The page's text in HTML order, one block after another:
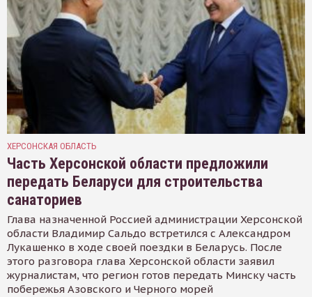
ХЕРСОНСКАЯ ОБЛАСТЬ
Часть Херсонской области предложили
передать Беларуси для строительства
санаториев
Глава назначенной Россией администрации Херсонской
области Владимир Сальдо встретился с Александром
Лукашенко в ходе своей поездки в Беларусь. После
этого разговора глава Херсонской области заявил
журналистам, что регион готов передать Минску часть
побережья Азовского и Черного морей